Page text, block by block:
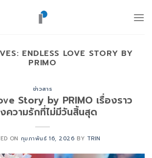
ENDLESS LOVE STORY BY
PRIMO
ข่าวสาร
Story by PRIMO เรื่องราว
ความรักที่ไม่มีวันสิ้นสุด
ON กุมภาพันธ์ 16, 2026 BY TRIN